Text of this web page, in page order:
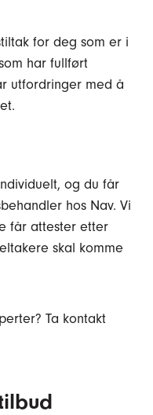
for deg som er i
har fullført
utfordringer med å
og du får
hos Nav. Vi
får attester etter
skal komme
Ta kontakt